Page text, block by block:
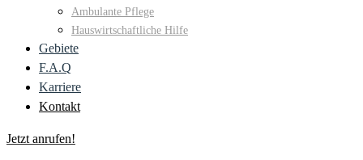
Ambulante Pflege
Hauswirtschaftliche Hilfe
Gebiete
F.A.Q
Karriere
Kontakt
Jetzt anrufen!